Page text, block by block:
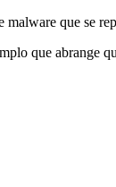
que se
que abrange